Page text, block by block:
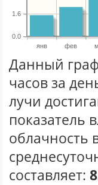
янв фев
0.0
1.6
Данный
часов за
лучи
показатель
облачность
составляет: